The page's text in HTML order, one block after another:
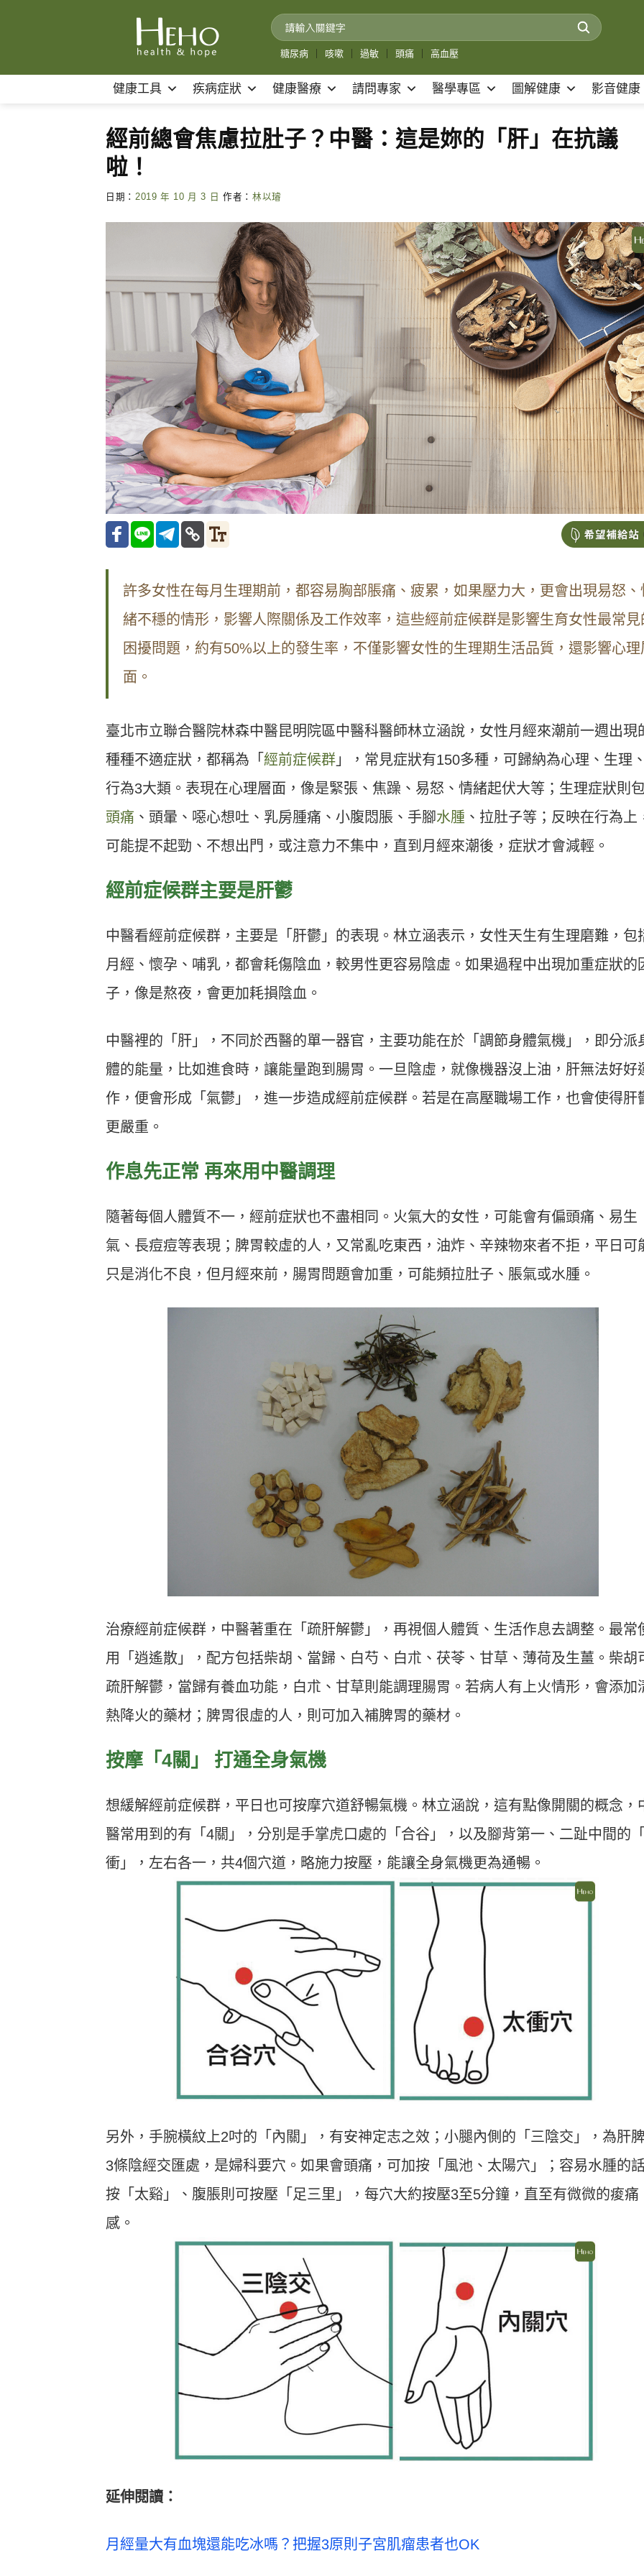
糖尿病 咳嗽 過敏 頭痛 高血壓
健康工具 疾病症狀 健康醫療 請問專家 醫學專區 圖解健康 影音健康
經前總會焦慮拉肚子？中醫：這是妳的「肝」在抗議
啦！
日期： 2019 年 10 月 3 日 作者： 林以璿
許多女性在每月生理期前，都容易胸部脹痛、疲累，如果壓力大，更會出現易怒、
緒不穩的情形，影響人際關係及工作效率，這些經前症候群是影響生育女性最常見
困擾問題，約有50%以上的發生率，不僅影響女性的生理期生活品質，還影響心理
面。
臺北市立聯合醫院林森中醫昆明院區中醫科醫師林立涵說，女性月經來潮前一週出現
種種不適症狀，都稱為「 經前症候群 」，常見症狀有150多種，可歸納為心理、生理、
行為3大類。表現在心理層面，像是緊張、焦躁、易怒、情緒起伏大等；生理症狀則
頭痛 、頭暈、噁心想吐、乳房腫痛、小腹悶脹、手腳水腫 、拉肚子等；反映在行為上
可能提不起勁、不想出門，或注意力不集中，直到月經來潮後，症狀才會減輕。
經前症候群主要是肝鬱
中醫看經前症候群，主要是「肝鬱」的表現。林立涵表示，女性天生有生理磨難，包
月經、懷孕、哺乳，都會耗傷陰血，較男性更容易陰虛。如果過程中出現加重症狀的
子，像是熬夜，會更加耗損陰血。
中醫裡的「肝」，不同於西醫的單一器官，主要功能在於「調節身體氣機」，即分派
體的能量，比如進食時，讓能量跑到腸胃。一旦陰虛，就像機器沒上油，肝無法好好
作，便會形成「氣鬱」，進一步造成經前症候群。若是在高壓職場工作，也會使得肝
更嚴重。
作息先正常 再來用中醫調理
隨著每個人體質不一，經前症狀也不盡相同。火氣大的女性，可能會有偏頭痛、易生
氣、長痘痘等表現；脾胃較虛的人，又常亂吃東西，油炸、辛辣物來者不拒，平日可
只是消化不良，但月經來前，腸胃問題會加重，可能頻拉肚子、脹氣或水腫。
治療經前症候群，中醫著重在「疏肝解鬱」，再視個人體質、生活作息去調整。最常
用「逍遙散」，配方包括柴胡、當歸、白芍、白朮、茯苓、甘草、薄荷及生薑。柴胡
疏肝解鬱，當歸有養血功能，白朮、甘草則能調理腸胃。若病人有上火情形，會添加
熱降火的藥材；脾胃很虛的人，則可加入補脾胃的藥材。
按摩「 4關」 打通全身氣機
想緩解經前症候群，平日也可按摩穴道舒暢氣機。林立涵說，這有點像開關的概念，
醫常用到的有「4關」，分別是手掌虎口處的「合谷」，以及腳背第一、二趾中間的
衝」，左右各一，共4個穴道，略施力按壓，能讓全身氣機更為通暢。
另外，手腕橫紋上2吋的「內關」，有安神定志之效；小腿內側的「三陰交」，為肝
3條陰經交匯處，是婦科要穴。如果會頭痛，可加按「風池、太陽穴」；容易水腫的
按「太谿」、腹脹則可按壓「足三里」，每穴大約按壓3至5分鐘，直至有微微的痠痛
感。
延伸閱讀：
月經量大有血塊還能吃冰嗎？把握3原則子宮肌瘤患者也OK